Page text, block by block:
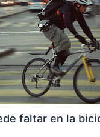
faltar en la